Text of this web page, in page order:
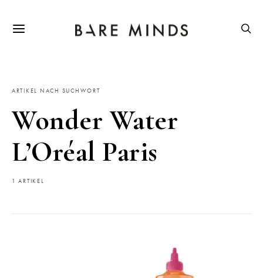
ARTIKEL NACH SUCHWORT
Wonder Water
L’Oréal Paris
1 ARTIKEL